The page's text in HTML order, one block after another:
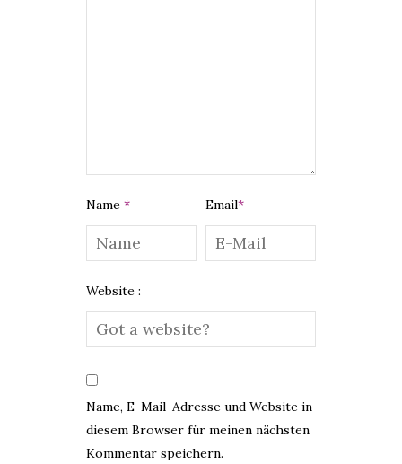
Name * Email*
Website :
Name, E-Mail-Adresse und Website in
diesem Browser für meinen nächsten
Kommentar speichern.